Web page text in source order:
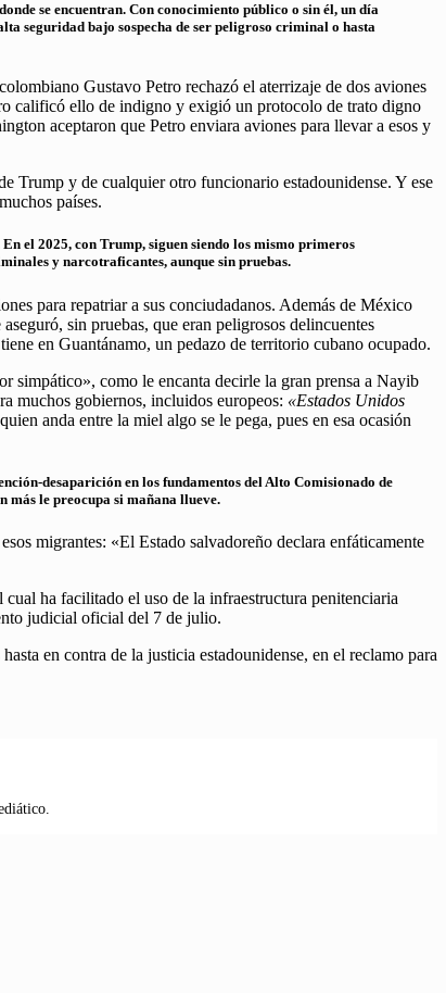
se encuentran. Con conocimiento público o sin él, un día
seguridad bajo sospecha de ser peligroso criminal o hasta
Gustavo Petro rechazó el aterrizaje de dos aviones
calificó ello de indigno y exigió un protocolo de trato digno
aceptaron que Petro enviara aviones para llevar a esos y
Trump y de cualquier otro funcionario estadounidense. Y ese
países.
el 2025, con Trump, siguen siendo los mismo primeros
y narcotraficantes, aunque sin pruebas.
para repatriar a sus conciudadanos. Además de México
sin pruebas, que eran peligrosos delincuentes
en Guantánamo, un pedazo de territorio cubano ocupado.
simpático», como le encanta decirle la gran prensa a Nayib
muchos gobiernos, incluidos europeos: «Estados Unidos
anda entre la miel algo se le pega, pues en esa ocasión
desaparición en los fundamentos del Alto Comisionado de
más le preocupa si mañana llueve.
migrantes: «El Estado salvadoreño declara enfáticamente
ha facilitado el uso de la infraestructura penitenciaria
judicial oficial del 7 de julio.
en contra de la justicia estadounidense, en el reclamo para